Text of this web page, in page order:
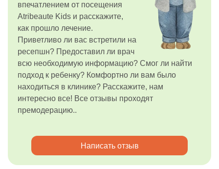
впечатлением от посещения
Atribeaute Kids и расскажите,
как прошло лечение.
Приветливо ли вас встретили на
ресепшн? Предоставил ли врач
всю необходимую информацию? Смог ли найти
подход к ребенку? Комфортно ли вам было
находиться в клинике? Расскажите, нам
интересно все! Все отзывы проходят
премодерацию..
Написать отзыв